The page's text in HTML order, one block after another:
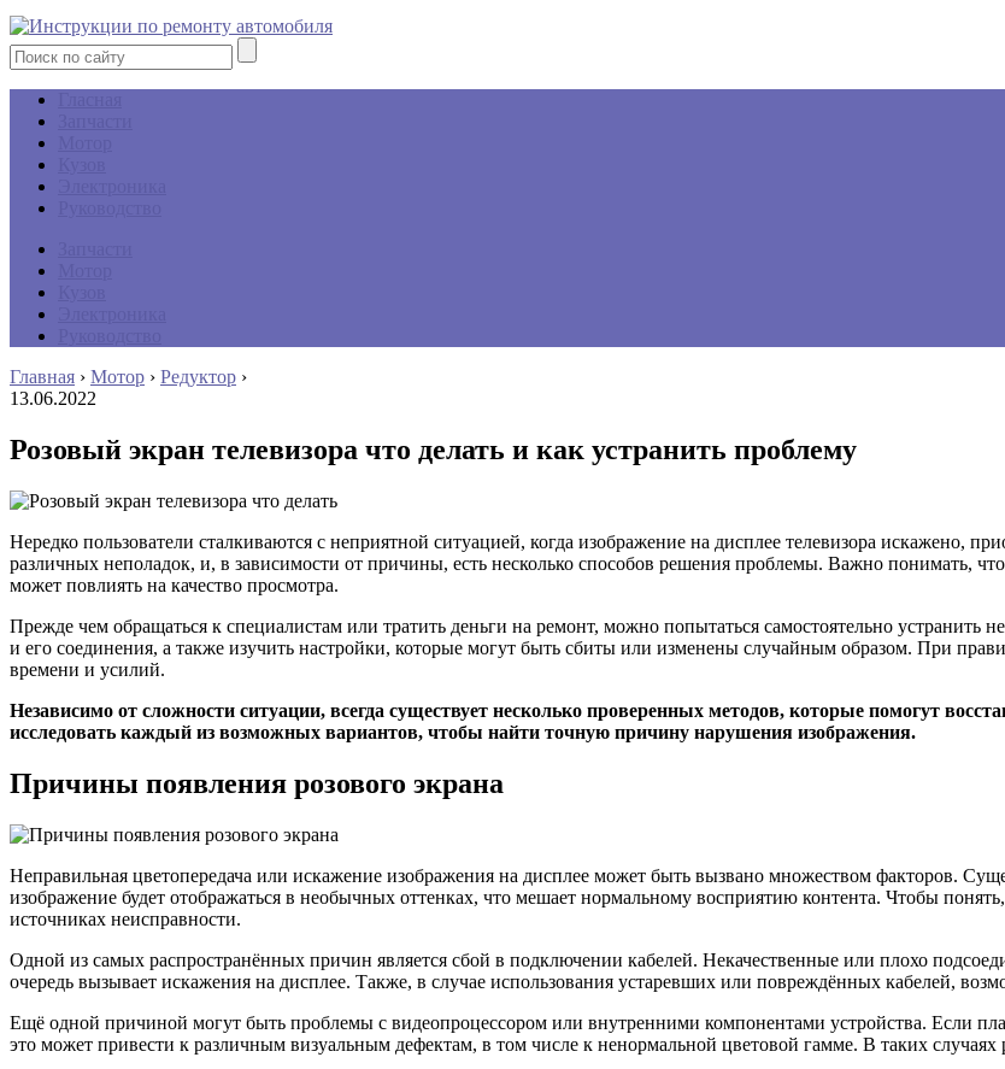
Главная › Мотор › Редуктор ›
13.06.2022
Розовый экран телевизора что делать и как устранить проблему
Нередко пользователи сталкиваются с неприятной ситуацией, когда изображение на дисплее телевизора искажено,
различных неполадок, и, в зависимости от причины, есть несколько способов решения проблемы. Важно понимать,
может повлиять на качество просмотра.
Прежде чем обращаться к специалистам или тратить деньги на ремонт, можно попытаться самостоятельно устранить
и его соединения, а также изучить настройки, которые могут быть сбиты или изменены случайным образом. При
времени и усилий.
Независимо от сложности ситуации, всегда существует несколько проверенных методов, которые помогут
исследовать каждый из возможных вариантов, чтобы найти точную причину нарушения изображения.
Причины появления розового экрана
Неправильная цветопередача или искажение изображения на дисплее может быть вызвано множеством факторов.
изображение будет отображаться в необычных оттенках, что мешает нормальному восприятию контента. Чтобы
источниках неисправности.
Одной из самых распространённых причин является сбой в подключении кабелей. Некачественные или плохо
очередь вызывает искажения на дисплее. Также, в случае использования устаревших или повреждённых кабелей,
Ещё одной причиной могут быть проблемы с видеопроцессором или внутренними компонентами устройства. Если
это может привести к различным визуальным дефектам, в том числе к ненормальной цветовой гамме. В таких случаях